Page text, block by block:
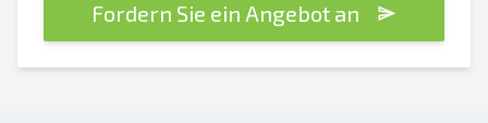
Fordern Sie ein Angebot an